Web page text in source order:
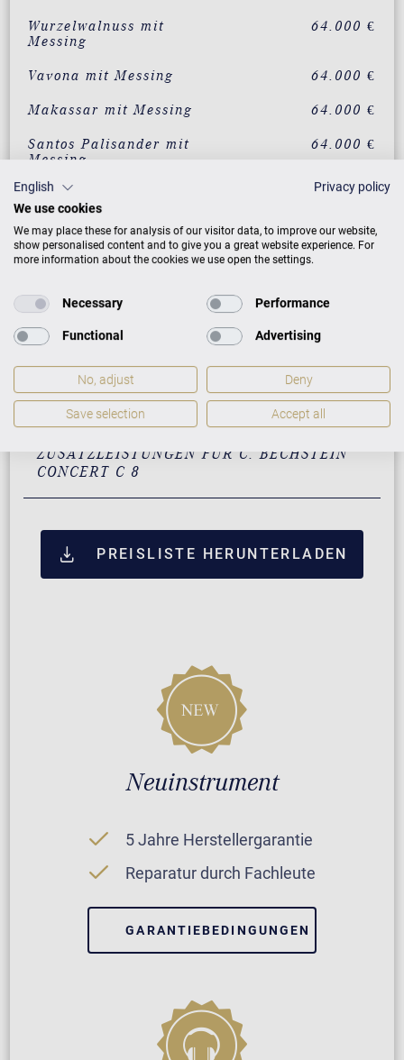
Wurzelwalnuss mit
Messing
64.000 €
Vavona mit Messing 64.000 €
Makassar mit Messing 64.000 €
Santos Palisander mit
Messing
64.000 €
Pyramidenmahagoni mit
Messing
64.000 €
Amberholz mit Chrom Auf Anfrage
satiniert mit Chrom
Weiß Skyline Berlin mit
Chrom
Auf Anfrage
Weiß mit weißem
Ebenholz mit Messing
Auf Anfrage
ZUSATZLEISTUNGEN FÜR C. BECHSTEIN
CONCERT C 8
PREISLISTE HERUNTERLADEN
Neuinstrument
5 Jahre Herstellergarantie
Reparatur durch Fachleute
GARANTIEBEDINGUNGEN
English
Privacy policy
We use cookies
We may place these for analysis of our visitor data, to improve our website,
show personalised content and to give you a great website experience. For
more information about the cookies we use open the settings.
Necessary Performance
Functional Advertising
No, adjust Deny
Save selection Accept all